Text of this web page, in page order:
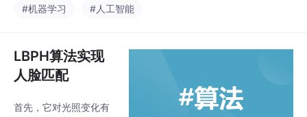
图片进行预测。KNN算
能够熟练
新的少数类样本来平衡
淆矩阵是评估分类模型
性能的重要工具，它展
示了模型预测结果与真
况，特别适用于二分类
#机器学习 #人工智能
LBPH算法实现
人脸匹配
首先，它对光照变化有